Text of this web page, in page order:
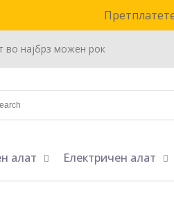
во најбрз можен рок
алат Електричен алат